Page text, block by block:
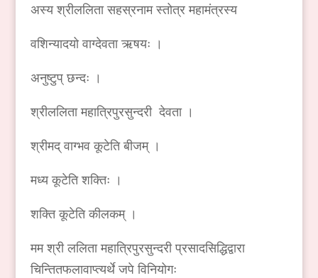
अस्य श्रीललिता सहस्रनाम स्तोत्र महामंत्रस्य
वशिन्यादयो वाग्देवता ऋषयः ।
अनुष्टुप् छन्दः ।
श्रीललिता महात्रिपुरसुन्दरी देवता ।
श्रीमद् वाग्भव कूटेति बीजम् ।
मध्य कूटेति शक्तिः ।
शक्ति कूटेति कीलकम् ।
मम श्री ललिता महात्रिपुरसुन्दरी प्रसादसिद्धिद्वारा
चिन्तितफलावाप्त्यर्थे जपे विनियोगः